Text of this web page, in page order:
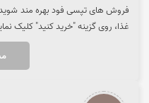
فروش های تپسی فود بهره مند
غذا، روی گزینه "خرید کنید" کلیک